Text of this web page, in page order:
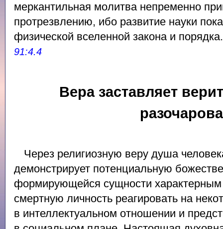
меркантильная молитва непременно
протрезвлению, ибо развитие науки
физической вселенной закона и
91:4.4
Вера заставляет
Через религиозную веру душа
демонстрирует потенциальную
формирующейся сущности характерным
смертную личность реагировать на
в интеллектуальном отношении и